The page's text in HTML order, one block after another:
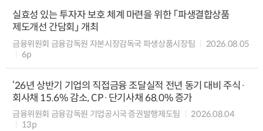
실효성 있는 투자자 보호 체계 마련을 위한 「파생결합상품
제도개선 간담회」 개최
금융위원회 금융감독원 자본시장감독국 파생상품시장팀
2026.08.05
6p
‘26년 상반기 기업의 직접금융 조달실적 전년 동기 대비 주식·
회사채 15.6% 감소, CP·단기사채 68.0% 증가
금융위원회 금융감독원 기업공시국 증권발행제도팀
2026.08.04
13p